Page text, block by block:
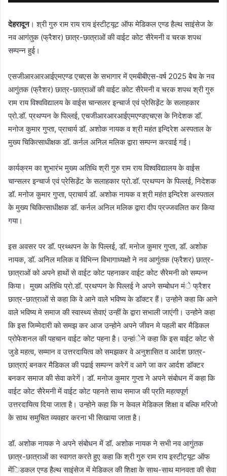
देहरादून। श्री गुरु राम राय राय इंस्टीट्यूट ऑफ मेडिकल एण्ड हैल्थ साइंसेज के
नव आगंतुक (फ्रैशर) छात्र-छात्राओं की वाईट कोट सैरेमनी व चरक शपथ
सम्पन्न हुई।
एसजीआरआरआईएमएण्ड एचएस के सभागार में एमबीबीएस-वर्ष 2025 बैच के नव
आगुंतक (फ्रैशर) छात्र-छात्राओं की वाईट कोट सैरेमनी व चरक शपथ श्री गुरु
राम राय विश्वविद्यालय के वाईस चान्सलर इन्चार्ज एवं प्रेसिडे़ंट के सलाहकार
प्रो.डॉ. प्रथप्पन के पिल्लई, एचजीआरआरआईएमएण्डएचएस के निदेशक डॉ.
मनोज कुमार गुप्ता, प्राचार्य डॉ. अशोक नायक व श्री महंत इन्दिरेश अस्पताल के
मुख्य चिकित्साधीक्षक डॉ. कर्नल अनिल मलिक द्वारा सम्पन्न करवाई गई।
कार्यक्रम का शुभारंभ मुख्य अतिथि श्री गुरु राम राय विश्वविद्यालय के वाईस
चान्सलर इन्चार्ज एवं प्रेसिडे़ंट के सलाहकार प्रो.डॉ. प्रथप्पन के पिल्लई, निदेशक
डॉ. मनोज कुमार गुप्ता, प्राचार्य डॉ. अशोक नायक व श्री महंत इन्दिरेश अस्पताल
के मुख्य चिकित्साधीक्षक डॉ. कर्नल अनिल मलिक द्वारा दीप प्रज्जवलित कर किया
गया।
इस अवसर पर डॉ. प्रथ्थपन के के पिल्लई, डॉ. मनोज कुमार गुप्ता, डॉ. अशोक
नायक, डॉ. अनिल मलिक व विभिन्न विभागाध्यक्षो ने नव आगुंतक (फ्रैशर) छात्र-
छात्राओं को अपने हाथों से वाईट कोट पहनाकर वाईट कोट सैरेमनी को सम्पन्न
किया। मुख्य अतिथि प्रो.डॉ. प्रथप्पन के पिल्लई ने अपने सम्बोधन मंे फ्रैशर
छात्र-छात्राओं से कहा कि वे आने वाले भविष्य के डॉक्टर हैं। उन्होने कहा कि आने
वाले भविष्य मे समाज की स्वास्थ्य सेवाएं उन्हीं के द्वारा सभाली जाएंगी। उन्होने कहा
कि इस जिम्मेदारी को समझ कर आज उन्होने अपने जीवन मे पहली बार मैडिकल
प्रोफेशनल की पहचान वाईट कोट पहना है। उन्हांेने कहा कि इस वाईट कोट से
जुडे महत्व, सम्मान व उत्तरदायित्व को समझकर वे अनुशासित व आर्दश छात्र-
छात्राएं बनकर मैडिकल की पढाई सम्पन्न करेगें व आगे जा कर आर्दश डॉक्टर
बनकर समाज की सेवा करेगें। डॉ. मनोज कुमार गुप्ता ने अपने संबोधन में कहा कि
वाईट कोट सैरेमनी में वाईट कोट पहनते साथ समाज की प्रति महत्वपूर्ण
उत्तरदायित्व दिया जाता है। उन्होने कहा कि न केवल मेडिकल शिक्षा व बल्कि मरिजो
के साथ समुचित व्यवहार करना भी सिखाया जाता है।
डॉ. अशोक नायक ने अपने संबोधन में डॉ. अशोक नायक ने सभी नव आगुंतक
छात्र-छात्राओं का स्वागत करते हुए कहा कि श्री गुरु राम राय इस्टीट्यूट ऑफ
मेंिडकल एण्ड हैल्थ साइंसेज में मेडिकल की शिक्षा के साथ-साथ मानवता की सेवा